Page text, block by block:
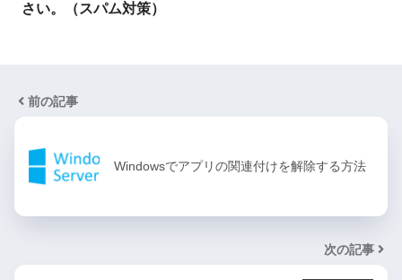
さい。（スパム対策）
前の記事
Windowsでアプリの関連付けを解除する方法
次の記事